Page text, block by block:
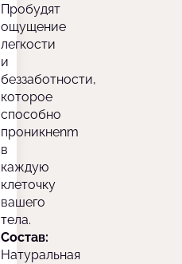
Пробудят
ощущение
легкости
и
беззаботности,
которое
способно
проникнenm
в
каждую
клеточку
вашего
тела.
Состав:
Натуральная